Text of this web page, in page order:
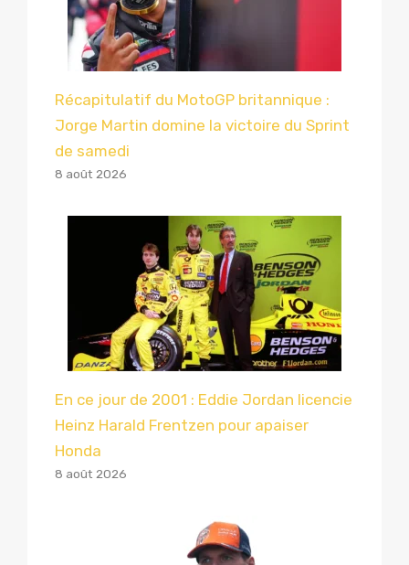
Récapitulatif du MotoGP britannique :
Jorge Martin domine la victoire du Sprint
de samedi
8 août 2026
En ce jour de 2001 : Eddie Jordan licencie
Heinz Harald Frentzen pour apaiser
Honda
8 août 2026